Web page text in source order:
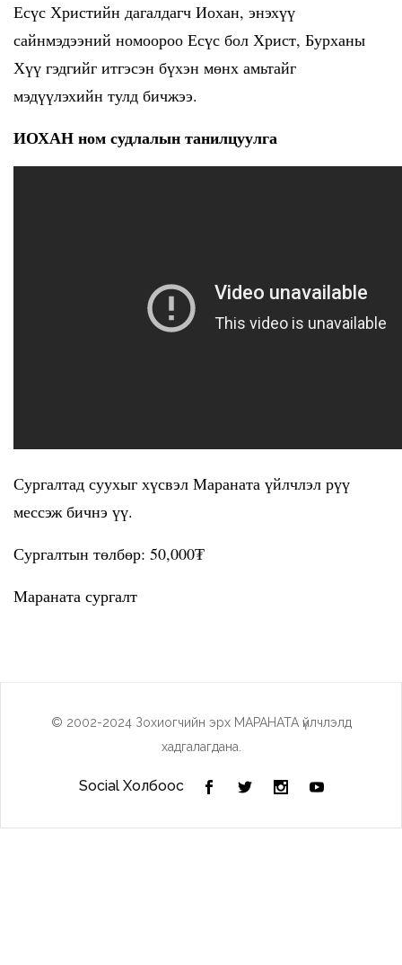
Есүс Христийн дагалдагч Иохан, энэхүү
сайнмэдээний номоороо Есүс бол Христ, Бурханы
Хүү гэдгийг итгэсэн бүхэн мөнх амьтайг
мэдүүлэхийн тулд бичжээ.
ИОХАН ном судлалын танилцуулга
Сургалтад суухыг хүсвэл Мараната үйлчлэл рүү
мессэж бичнэ үү.
Сургалтын төлбөр: 50,000₮
Мараната сургалт
© 2002-2024 Зохиогчийн эрх МАРАНАТА үйлчлэлд
хадгалагдана.
Social Холбоос